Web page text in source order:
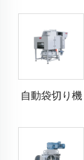
自動袋切り機